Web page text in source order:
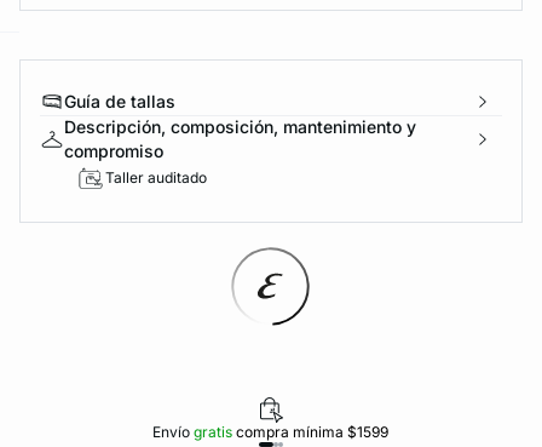
Guía de tallas
Descripción, composición, mantenimiento y
compromiso
Taller auditado
Envíogratiscompra mínima $1599